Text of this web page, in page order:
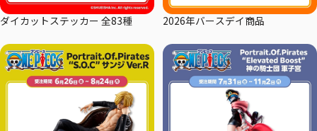
ダイカットステッカー 全83種 2026年バースデイ商品